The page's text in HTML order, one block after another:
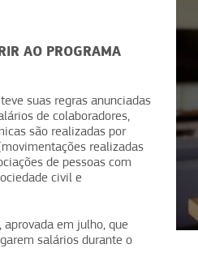
AO PROGRAMA
suas regras anunciadas
de colaboradores,
são realizadas por
realizadas
de pessoas com
civil e
em julho, que
salários durante o
saiba mais